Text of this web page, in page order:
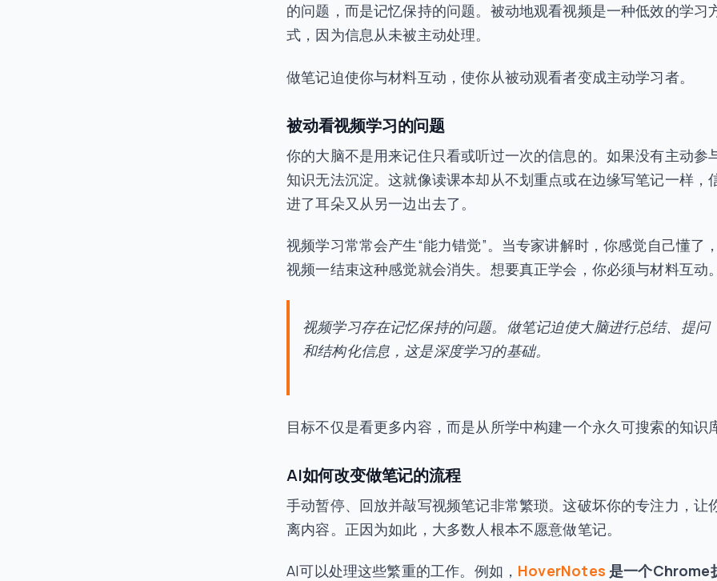
的问题，而是记忆保持的问题。被动地观看视频是一种低效的学习
式，因为信息从未被主动处理。
做笔记迫使你与材料互动，使你从被动观看者变成主动学习者。
被动看视频学习的问题
你的大脑不是用来记住只看或听过一次的信息的。如果没有主动参
知识无法沉淀。这就像读课本却从不划重点或在边缘写笔记一样，
进了耳朵又从另一边出去了。
视频学习常常会产生“能力错觉”。当专家讲解时，你感觉自己懂了
视频一结束这种感觉就会消失。想要真正学会，你必须与材料互动
视频学习存在记忆保持的问题。做笔记迫使大脑进行总结、提问
和结构化信息，这是深度学习的基础。
目标不仅是看更多内容，而是从所学中构建一个永久可搜索的知识
AI如何改变做笔记的流程
手动暂停、回放并敲写视频笔记非常繁琐。这破坏你的专注力，让
离内容。正因为如此，大多数人根本不愿意做笔记。
AI可以处理这些繁重的工作。例如， HoverNotes 是一个Chrome